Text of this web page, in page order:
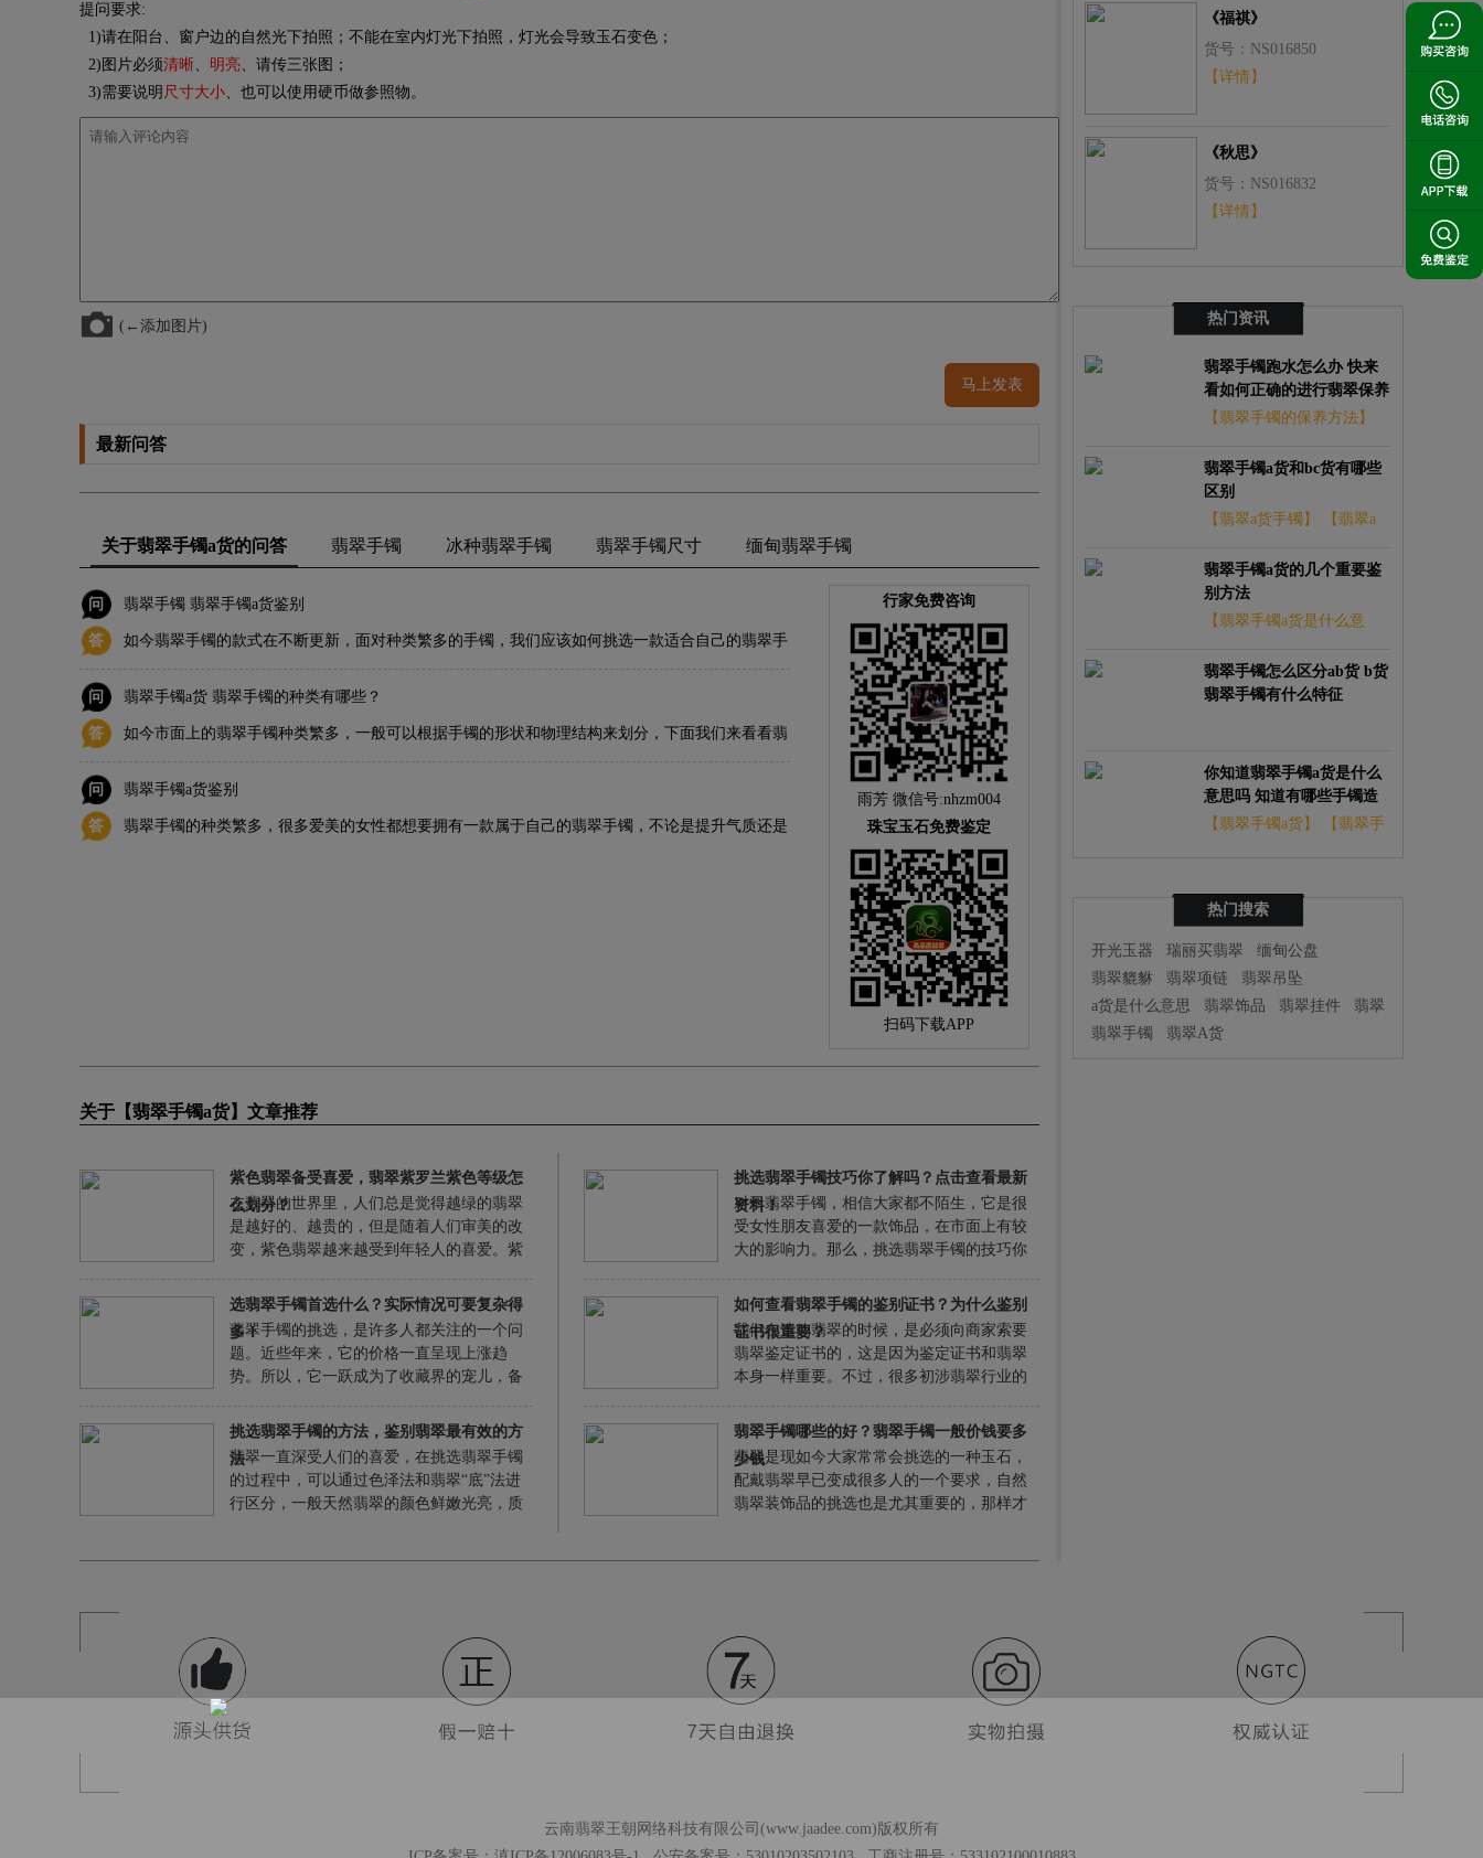
提问要求:
1)请在阳台、窗户边的自然光下拍照；不能在室内灯光下拍照，灯光会导致玉石变色；
2)图片必须清晰、 明亮、请传三张图；
3)需要说明 尺寸大小、也可以使用硬币做参照物。
(←添加图片)
马上发表
最新问答
关于翡翠手镯a货的问答 翡翠手镯 冰种翡翠手镯 翡翠手镯尺寸 缅甸翡翠手镯
问 翡翠手镯 翡翠手镯a货鉴别
答
如今翡翠手镯的款式在不断更新，面对种类繁多的手镯，我们应该如何挑选一款适合自己的翡翠手
镯呢？
问
翡翠手镯a货 翡翠手镯的种类有哪些？
答
如今市面上的翡翠手镯种类繁多，一般可以根据手镯的形状和物理结构来划分，下面我们来看看翡
翠手镯都有哪些种类。
问
翡翠手镯a货鉴别
答
翡翠手镯的种类繁多，很多爱美的女性都想要拥有一款属于自己的翡翠手镯，不论是提升气质还是
行家免费咨询
雨芳 微信号:nhzm004
珠宝玉石免费鉴定
扫码下载APP
关于【翡翠手镯a货】文章推荐
紫色翡翠备受喜爱，翡翠紫罗兰紫色等级怎
么划分？
在翡翠的世界里，人们总是觉得越绿的翡翠
是越好的、越贵的，但是随着人们审美的改
变，紫色翡翠越来越受到年轻人的喜爱。紫
的，紫色的翡翠比绿色在感官上的美感有过
之而无不及，既神秘又浪漫，而且还有满满
的高级感，但是在紫罗兰翡翠中，它的颜色
又分为几个等级呢？让我们一起来看看。
挑选翡翠手镯技巧你了解吗？点击查看最新
资料！
对于翡翠手镯，相信大家都不陌生，它是很
受女性朋友喜爱的一款饰品，在市面上有较
大的影响力。那么，挑选翡翠手镯的技巧你
选翡翠手镯首选什么？实际情况可要复杂得
多！
翡翠手镯的挑选，是许多人都关注的一个问
题。近些年来，它的价格一直呈现上涨趋
势。所以，它一跃成为了收藏界的宠儿，备
呢？
如何查看翡翠手镯的鉴别证书？为什么鉴别
证书很重要？
我们在选购翡翠的时候，是必须向商家索要
翡翠鉴定证书的，这是因为鉴定证书和翡翠
本身一样重要。不过，很多初涉翡翠行业的
视鉴定证书上的内容和信息，因此在鱼龙混
杂的翡翠市场上往往会上当受骗。那么，翡
翠证书上，究竟有什么重要的信息，值得我
们去注意的呢？
挑选翡翠手镯的方法，鉴别翡翠最有效的方
法
翡翠一直深受人们的喜爱，在挑选翡翠手镯
的过程中，可以通过色泽法和翡翠“底”法进
行区分，一般天然翡翠的颜色鲜嫩光亮，质
翡翠手镯哪些的好？翡翠手镯一般价钱要多
少钱
翡翠是现如今大家常常会挑选的一种玉石，
配戴翡翠早已变成很多人的一个要求，自然
翡翠装饰品的挑选也是尤其重要的，那样才
《福祺》
货号：NS016850
【详情】
《秋思》
货号：NS016832
【详情】
热门资讯
翡翠手镯跑水怎么办 快来
看如何正确的进行翡翠保养
【翡翠手镯的保养方法】
翡翠手镯a货和bc货有哪些
区别
【翡翠a货手镯】
【翡翠a
翡翠手镯a货的几个重要鉴
别方法
【翡翠手镯a货是什么意
翡翠手镯怎么区分ab货 b货
翡翠手镯有什么特征
你知道翡翠手镯a货是什么
意思吗 知道有哪些手镯造
型
【翡翠手镯a货】
【翡翠手
热门搜索
开光玉器 瑞丽买翡翠
缅甸公盘
翡翠貔貅
翡翠项链
翡翠吊坠
a货是什么意思
翡翠饰品 翡翠挂件
翡翠
翡翠手镯
翡翠A货
云南翡翠王朝网络科技有限公司(www.jaadee.com)版权所有